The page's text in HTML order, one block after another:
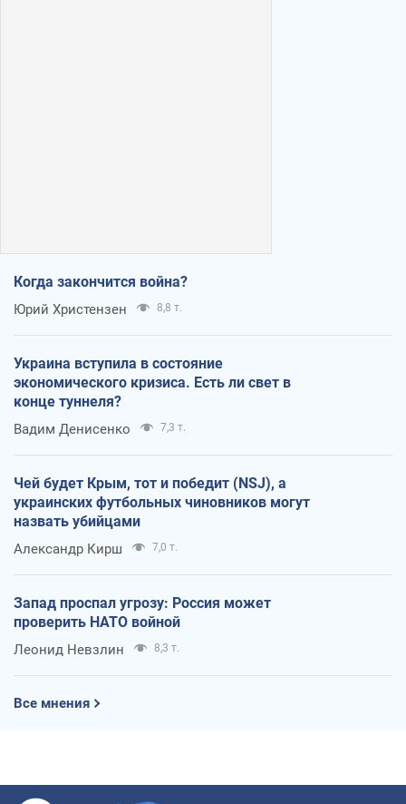
Когда закончится война?
Юрий Христензен 8,8 т.
Украина вступила в состояние
экономического кризиса. Есть ли свет в
конце туннеля?
Вадим Денисенко 7,3 т.
Чей будет Крым, тот и победит (NSJ), а
украинских футбольных чиновников могут
назвать убийцами
Александр Кирш 7,0 т.
Запад проспал угрозу: Россия может
проверить НАТО войной
Леонид Невзлин 8,3 т.
Все мнения